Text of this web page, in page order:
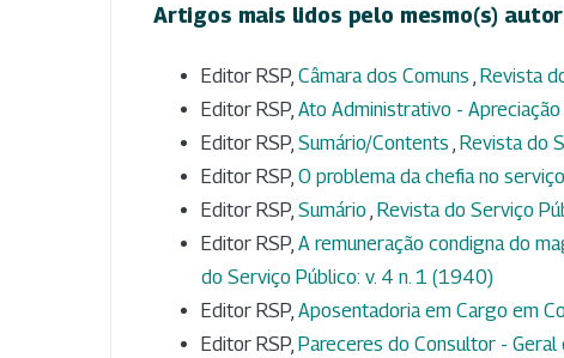
Artigos mais lidos pelo mesmo(s)
Editor RSP, Câmara dos Comuns , Revista
Editor RSP, Ato Administrativo - Apreciação
Editor RSP, Sumário/Contents , Revista do
Editor RSP, O problema da chefia no
Editor RSP, Sumário , Revista do Serviço
Editor RSP, A remuneração condigna do
do Serviço Público: v. 4 n. 1 (1940)
Editor RSP, Aposentadoria em Cargo em
Editor RSP, Pareceres do Consultor - Geral